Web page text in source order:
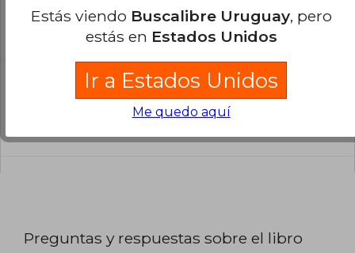
libro?
El libro está escrito en Español.
¿Cuál es la encuadernación de este libro?
La encuadernación de esta edición es Tapa
Preguntas y respuestas sobre el libro
Estás viendo Buscalibre Uruguay, pero
estás en Estados Unidos
Ir a Estados Unidos
Me quedo aquí